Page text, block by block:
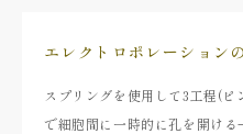
エレクトロポレーション
スプリングを使用して3工程(
で細胞間に一時的に孔を開け